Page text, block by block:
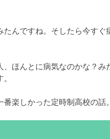
んですね。そしたら今すぐ
ほんとに病気なのかな？み
楽しかった定時制高校の話。